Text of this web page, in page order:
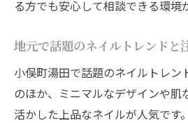
る方でも安心して相談できる環境
地元で話題のネイルトレンドと
小俣町湯田で話題のネイルトレン
のほか、ミニマルなデザインや肌
活かした上品なネイルが人気です